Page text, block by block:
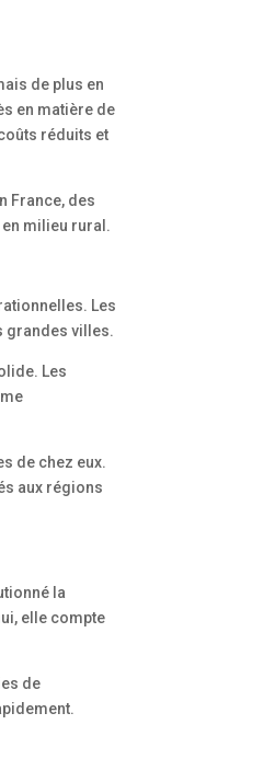
de plus en
en matière de
réduits et
France, des
milieu rural.
Les
grandes villes.
Les
de chez eux.
aux régions
la
elle compte
de